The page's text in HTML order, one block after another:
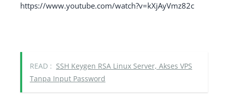
https://www.youtube.com/watch?v=kXjAyVmz82c
READ : SSH Keygen RSA Linux Server, Akses VPS
Tanpa Input Password